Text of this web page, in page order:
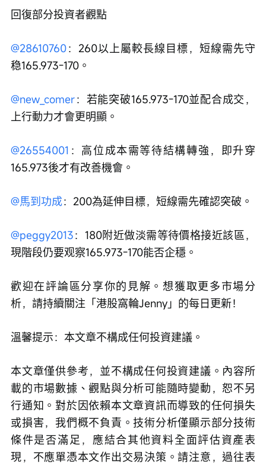
回復部分投資者觀點
@28610760：260以上屬較長線目標，短線需先守
稳165.973-170。
@new_comer：若能突破165.973-170並配合成交，
上行動力才會更明顯。
@26554001 ：高位成本需等待結構轉強，即升穿
165.973後才有改善機會。
@馬到功成：200為延伸目標，短線需先確認突破。
@peggy2013：180附近做淡需等待價格接近該區，
現階段仍要观察165.973-170能否企穩。
歡迎在評論區分享你的見解。想獲取更多市場分
析，請持續關注「港股窩輪Jenny」的每日更新！
溫馨提示：本文章不構成任何投資建議。
本文章僅供參考，並不構成任何投資建議。內容所
載的市場數據、觀點與分析可能隨時變動，恕不另
行通知。對於因依賴本文章資訊而導致的任何損失
或損害，我們概不負責。技術分析僅顯示部分技術
條件是否滿足，應結合其他資料全面評估資產表
現，不應單憑本文作出交易決策。請注意，過往表